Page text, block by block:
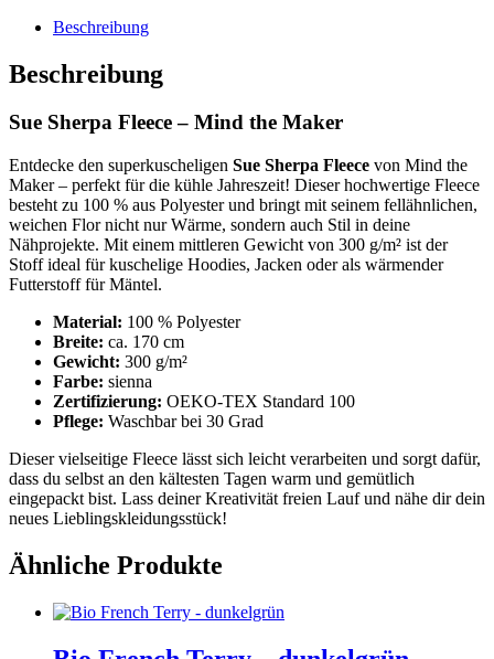
Beschreibung
Beschreibung
Sue Sherpa Fleece – Mind the Maker
Entdecke den superkuscheligen Sue Sherpa Fleece von Mind the
Maker – perfekt für die kühle Jahreszeit! Dieser hochwertige Fleece
besteht zu 100 % aus Polyester und bringt mit seinem fellähnlichen,
weichen Flor nicht nur Wärme, sondern auch Stil in deine
Nähprojekte. Mit einem mittleren Gewicht von 300 g/m² ist der
Stoff ideal für kuschelige Hoodies, Jacken oder als wärmender
Futterstoff für Mäntel.
Material: 100 % Polyester
Breite: ca. 170 cm
Gewicht: 300 g/m²
Farbe: sienna
Zertifizierung: OEKO-TEX Standard 100
Pflege: Waschbar bei 30 Grad
Dieser vielseitige Fleece lässt sich leicht verarbeiten und sorgt dafür,
dass du selbst an den kältesten Tagen warm und gemütlich
eingepackt bist. Lass deiner Kreativität freien Lauf und nähe dir dein
neues Lieblingskleidungsstück!
Ähnliche Produkte